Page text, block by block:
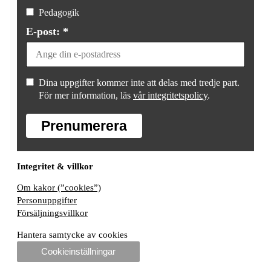
Pedagogik
E-post: *
Dina uppgifter kommer inte att delas med tredje part.
För mer information, läs vår integritetspolicy.
Prenumerera
Integritet & villkor
Om kakor (”cookies”)
Personuppgifter
Försäljningsvillkor
Hantera samtycke av cookies
Cookieinställningar